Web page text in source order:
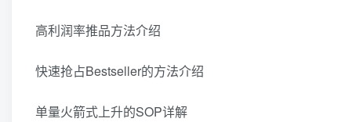
高利润率推品方法介绍
快速抢占Bestseller的方法介绍
单量火箭式上升的SOP详解